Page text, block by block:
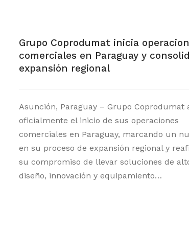
Grupo Coprodumat inicia
comerciales en Paraguay y
expansión regional
Asunción, Paraguay – Grupo Coprodumat
oficialmente el inicio de sus operaciones
comerciales en Paraguay, marcando un
en su proceso de expansión regional y
su compromiso de llevar soluciones de
diseño, innovación y equipamiento…